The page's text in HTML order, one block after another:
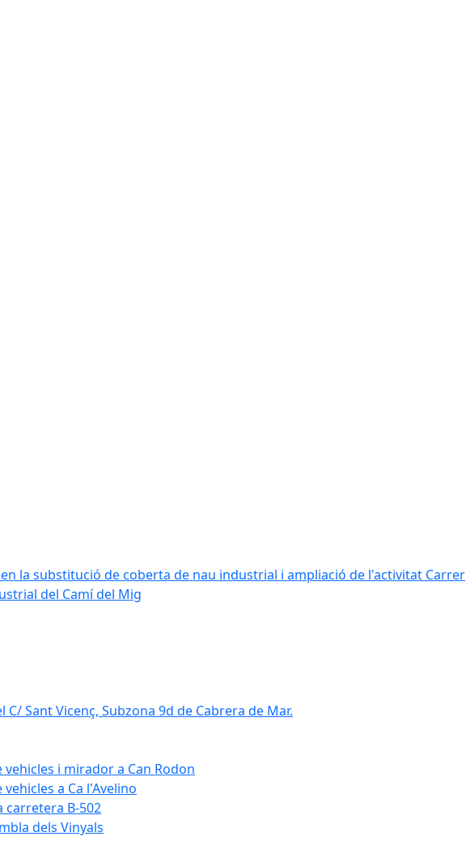
la substitució de coberta de nau industrial i ampliació de l'activitat Carrer
del Camí del Mig
Sant Vicenç, Subzona 9d de Cabrera de Mar.
i mirador a Can Rodon
a Ca l'Avelino
carretera B-502
dels Vinyals